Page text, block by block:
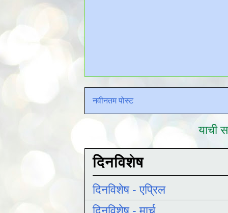
नवीनतम पोस्ट
याची
दिनविशेष
दिनविशेष - एप्रिल
दिनविशेष - मार्च